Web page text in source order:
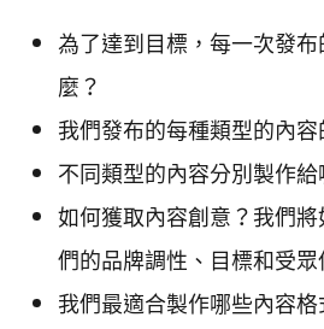
為了達到目標，每一次發
麼？
我們發布的每種類型的內容
不同類型的內容分別製作
如何獲取內容創意？我們
們的品牌調性、目標和受眾
我們最適合製作哪些內容